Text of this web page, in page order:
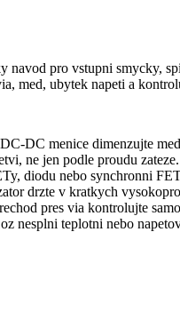
navod pro vstupni smycky,
med, ubytek napeti a
DC menice dimenzujte
ne jen podle proudu
diodu nebo synchronni
drzte v kratkych
pres via kontrolujte
nesplni teplotni nebo